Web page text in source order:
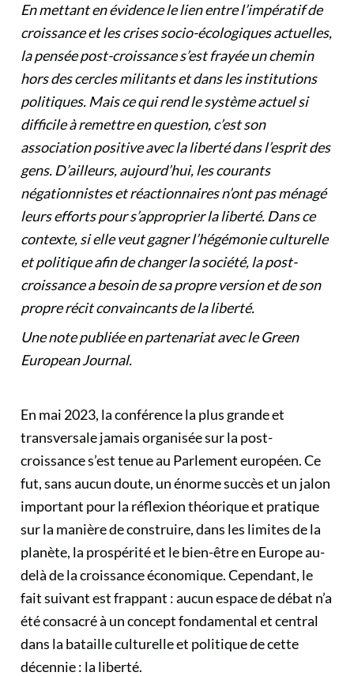
En mettant en évidence le lien entre l’impératif de
croissance et les crises socio-écologiques actuelles,
la pensée post-croissance s’est frayée un chemin
hors des cercles militants et dans les institutions
politiques. Mais ce qui rend le système actuel si
difficile à remettre en question, c’est son
association positive avec la liberté dans l’esprit des
gens. D’ailleurs, aujourd’hui, les courants
négationnistes et réactionnaires n’ont pas ménagé
leurs efforts pour s’approprier la liberté. Dans ce
contexte, si elle veut gagner l’hégémonie culturelle
et politique afin de changer la société, la post-
croissance a besoin de sa propre version et de son
propre récit convaincants de la liberté.
Une note publiée en partenariat avec le Green
European Journal.
En mai 2023, la conférence la plus grande et
transversale jamais organisée sur la post-
croissance s’est tenue au Parlement européen. Ce
fut, sans aucun doute, un énorme succès et un jalon
important pour la réflexion théorique et pratique
sur la manière de construire, dans les limites de la
planète, la prospérité et le bien-être en Europe au-
delà de la croissance économique. Cependant, le
fait suivant est frappant : aucun espace de débat n’a
été consacré à un concept fondamental et central
dans la bataille culturelle et politique de cette
décennie : la liberté.